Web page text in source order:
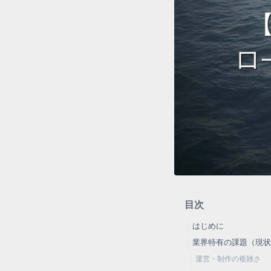
目次
はじめに
業界特有の課題（現
運営・制作の複雑さ